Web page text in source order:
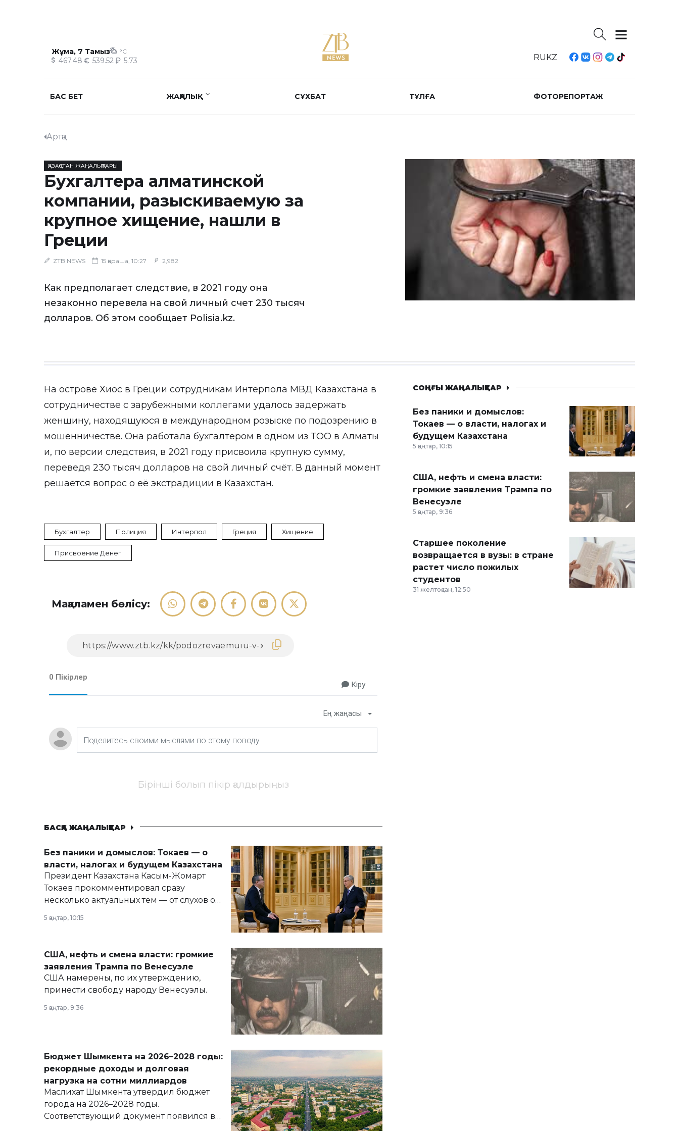
Жұма, 7 Тамыз °C
467.48 539.52 5.73 RUKZ
БАС БЕТ ЖАҢАЛЫҚ СҰХБАТ ТҰЛҒА ФОТОРЕПОРТАЖ
Артқа
ҚАЗАҚСТАН ЖАҢАЛЫҚТАРЫ
Бухгалтера алматинской
компании, разыскиваемую за
крупное хищение, нашли в
Греции
ZTB NEWS 15 қараша, 10:27 2,982
Как предполагает следствие, в 2021 году она
незаконно перевела на свой личный счет 230 тысяч
долларов. Об этом сообщает Polisia.kz.
На острове Хиос в Греции сотрудникам Интерпола МВД Казахстана в
сотрудничестве с зарубежными коллегами удалось задержать
женщину, находящуюся в международном розыске по подозрению в
мошенничестве. Она работала бухгалтером в одном из ТОО в Алматы
и, по версии следствия, в 2021 году присвоила крупную сумму,
переведя 230 тысяч долларов на свой личный счёт. В данный момент
решается вопрос о её экстрадиции в Казахстан.
Бухгалтер Полиция Интерпол Греция Хищение
Присвоение Денег
Мақаламен бөлісу:
0 Пікірлер
Кіру
Ең жаңасы
Бірінші болып пікір қалдырыңыз
БАСҚА ЖАҢАЛЫҚТАР
Без паники и домыслов: Токаев — о
власти, налогах и будущем Казахстана
Президент Казахстана Касым-Жомарт
Токаев прокомментировал сразу
несколько актуальных тем — от слухов о
армии, экономики и личного здоровья.
5 қаңтар, 10:15
США, нефть и смена власти: громкие
заявления Трампа по Венесуэле
США намерены, по их утверждению,
принести свободу народу Венесуэлы.
5 қаңтар, 9:36
Бюджет Шымкента на 2026–2028 годы:
рекордные доходы и долговая
нагрузка на сотни миллиардов
Маслихат Шымкента утвердил бюджет
города на 2026–2028 годы.
Соответствующий документ появился в
СОҢҒЫ ЖАҢАЛЫҚТАР
Без паники и домыслов:
Токаев — о власти, налогах и
будущем Казахстана
5 қаңтар, 10:15
США, нефть и смена власти:
громкие заявления Трампа по
Венесуэле
5 қаңтар, 9:36
Старшее поколение
возвращается в вузы: в стране
растет число пожилых
студентов
31 желтоқсан, 12:50